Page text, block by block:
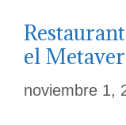
el
noviembre 1,